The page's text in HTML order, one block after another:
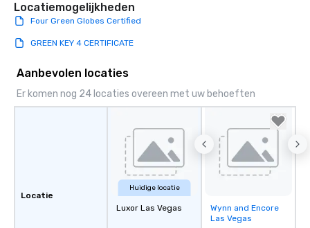
Locatiemogelijkheden
Four Green Globes Certified
GREEN KEY 4 CERTIFICATE
Aanbevolen locaties
Er komen nog 24 locaties overeen met uw behoeften
Locatie
Huidige locatie
Luxor Las Vegas
Removed from
favorites
Wynn and Encore
Las Vegas